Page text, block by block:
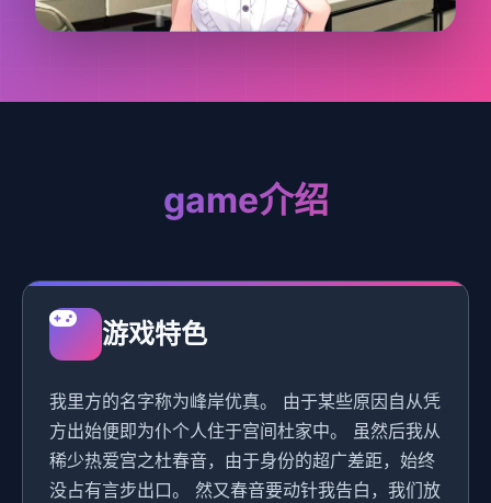
game介绍
游戏特色
我里方的名字称为峰岸优真。 由于某些原因自从凭
方出始便即为仆个人住于宫间杜家中。 虽然后我从
稀少热爱宫之杜春音，由于身份的超广差距，始终
没占有言步出口。 然又春音要动针我告白，我们放